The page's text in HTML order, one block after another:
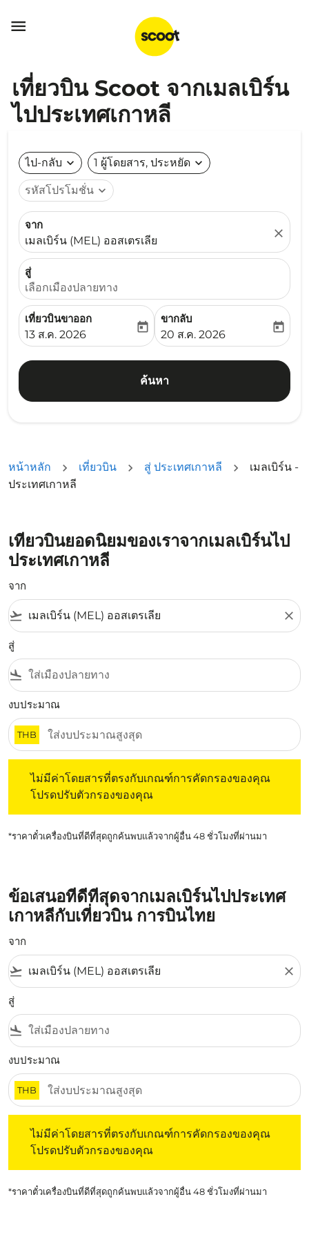

เที่ยวบิน Scoot จากเมลเบิร์น
ไปประเทศเกาหลี
ไป-กลับ expand_more 1 ผู้โดยสาร, ประหยัด expand_more
รหัสโปรโมชั่น expand_more
จาก
เมลเบิร์น (MEL) ออสเตรเลีย
close
สู่
เลือกเมืองปลายทาง
เที่ยวบินขาออก
fc-booking-departure-date-aria-label
13 ส.ค. 2026
today
ขากลับ
fc-booking-return-date-
20 ส.ค. 2026
today
ค้นหา
หน้าหลัก เที่ยวบิน สู่ ประเทศเกาหลี
เมลเบิร์น -
ประเทศเกาหลี
เที่ยวบินยอดนิยมของเราจากเมลเบิร์นไป
ประเทศเกาหลี
จาก
flight_takeoff close
สู่
flight_land
งบประมาณ
THB
ไม่มีค่าโดยสารที่ตรงกับเกณฑ์การคัดกรองของคุณ
โปรดปรับตัวกรองของคุณ
*ราคาตั๋วเครื่องบินที่ดีที่สุดถูกค้นพบแล้วจากผู้อื่น 48 ชั่วโมงที่ผ่านมา
ข้อเสนอที่ดีที่สุดจากเมลเบิร์นไปประเทศ
เกาหลีกับเที่ยวบิน การบินไทย
จาก
flight_takeoff close
สู่
flight_land
งบประมาณ
THB
ไม่มีค่าโดยสารที่ตรงกับเกณฑ์การคัดกรองของคุณ
โปรดปรับตัวกรองของคุณ
*ราคาตั๋วเครื่องบินที่ดีที่สุดถูกค้นพบแล้วจากผู้อื่น 48 ชั่วโมงที่ผ่านมา